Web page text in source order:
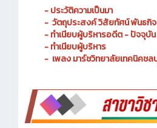
- ประวัติความเป็นมา
- วัตถุประสงค์ วิสัยทัศน์ พันธกิจ
- ทำเนียบผู้บริหารอดีต - ปัจจุบัน
- ทำเนียบผู้บริหาร
- เพลง มาร์ชวิทยาลัยเทคนิคชล